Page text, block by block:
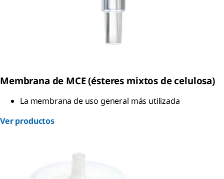
Membrana de MCE (ésteres mixtos de celulosa)
La membrana de uso general más utilizada
Ver productos